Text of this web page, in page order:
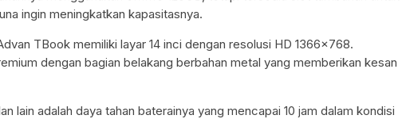
ingin meningkatkan kapasitasnya.
TBook memiliki layar 14 inci dengan resolusi HD 1366×768.
dengan bagian belakang berbahan metal yang memberikan kesan
lain adalah daya tahan baterainya yang mencapai 10 jam dalam kondisi